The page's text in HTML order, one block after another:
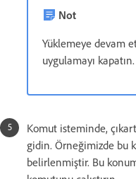
Not
Yüklemeye devam
uygulamayı kapatın.
Komut isteminde,
gidin. Örneğimizde bu
belirlenmiştir. Bu